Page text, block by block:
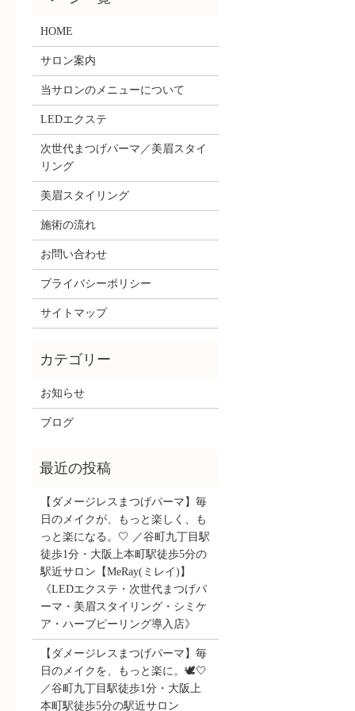
HOME
サロン案内
当サロンのメニューについて
LEDエクステ
次世代まつげパーマ／美眉スタイ
リング
美眉スタイリング
施術の流れ
お問い合わせ
プライバシーポリシー
サイトマップ
お知らせ
ブログ
【ダメージレスまつげパーマ】毎
日のメイクが、もっと楽しく、も
っと楽になる。🤍 ／谷町九丁目駅
徒歩1分・大阪上本町駅徒歩5分の
駅近サロン【MeRay(ミレイ)】
《LEDエクステ・次世代まつげパ
ーマ・美眉スタイリング・シミケ
ア・ハーブピーリング導入店》
【ダメージレスまつげパーマ】毎
日のメイクを、もっと楽に。🕊️🤍
／谷町九丁目駅徒歩1分・大阪上
本町駅徒歩5分の駅近サロン